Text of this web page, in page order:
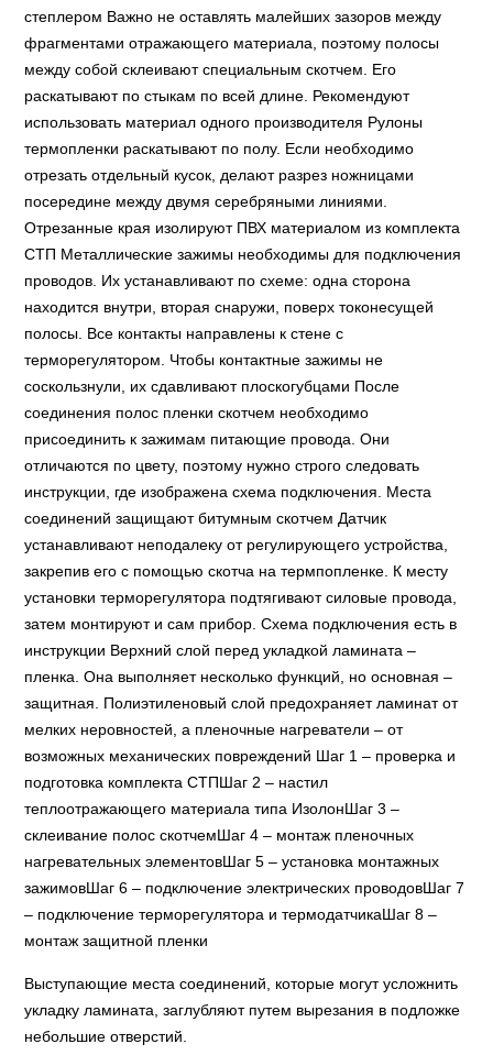
степлером Важно не оставлять малейших зазоров между
фрагментами отражающего материала, поэтому полосы
между собой склеивают специальным скотчем. Его
раскатывают по стыкам по всей длине. Рекомендуют
использовать материал одного производителя Рулоны
термопленки раскатывают по полу. Если необходимо
отрезать отдельный кусок, делают разрез ножницами
посередине между двумя серебряными линиями.
Отрезанные края изолируют ПВХ материалом из комплекта
СТП Металлические зажимы необходимы для подключения
проводов. Их устанавливают по схеме: одна сторона
находится внутри, вторая снаружи, поверх токонесущей
полосы. Все контакты направлены к стене с
терморегулятором. Чтобы контактные зажимы не
соскользнули, их сдавливают плоскогубцами После
соединения полос пленки скотчем необходимо
присоединить к зажимам питающие провода. Они
отличаются по цвету, поэтому нужно строго следовать
инструкции, где изображена схема подключения. Места
соединений защищают битумным скотчем Датчик
устанавливают неподалеку от регулирующего устройства,
закрепив его с помощью скотча на термпопленке. К месту
установки терморегулятора подтягивают силовые провода,
затем монтируют и сам прибор. Схема подключения есть в
инструкции Верхний слой перед укладкой ламината –
пленка. Она выполняет несколько функций, но основная –
защитная. Полиэтиленовый слой предохраняет ламинат от
мелких неровностей, а пленочные нагреватели – от
возможных механических повреждений Шаг 1 – проверка и
подготовка комплекта СТПШаг 2 – настил
теплоотражающего материала типа ИзолонШаг 3 –
склеивание полос скотчемШаг 4 – монтаж пленочных
нагревательных элементовШаг 5 – установка монтажных
зажимовШаг 6 – подключение электрических проводовШаг 7
– подключение терморегулятора и термодатчикаШаг 8 –
монтаж защитной пленки
Выступающие места соединений, которые могут усложнить
укладку ламината, заглубляют путем вырезания в подложке
небольшие отверстий.